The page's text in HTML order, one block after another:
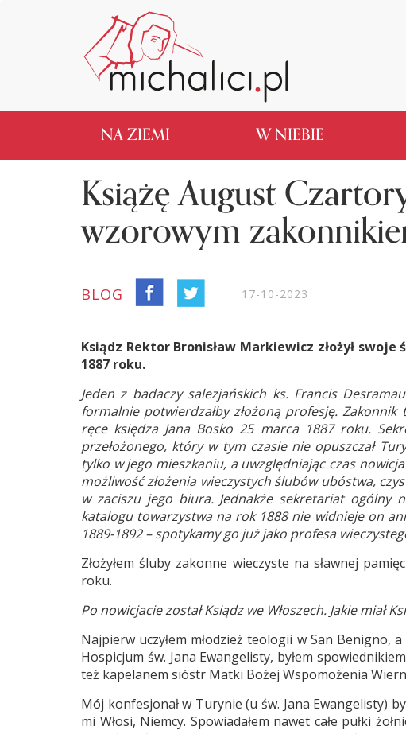
NA ZIEMI W NIEBIE
Książę August
wzorowym
BLOG 17-10-2023
Ksiądz Rektor Bronisław Markiewicz złożył
1887 roku.
Jeden z badaczy salezjańskich ks. Francis
formalnie potwierdzałby złożoną profesję. Zakonnik
ręce księdza Jana Bosko 25 marca 1887 roku.
przełożonego, który w tym czasie nie opuszczał
tylko w jego mieszkaniu, a uwzględniając czas
możliwość złożenia wieczystych ślubów ubóstwa,
w zaciszu jego biura. Jednakże sekretariat
katalogu towarzystwa na rok 1888 nie widnieje on
1889-1892 – spotykamy go już jako profesa
Złożyłem śluby zakonne wieczyste na sławnej
roku.
Po nowicjacie został Ksiądz we Włoszech. Jakie miał
Najpierw uczyłem młodzież teologii w San Benigno,
Hospicjum św. Jana Ewangelisty, byłem
też kapelanem sióstr Matki Bożej Wspomożenia
Mój konfesjonał w Turynie (u św. Jana Ewangelisty)
mi Włosi, Niemcy. Spowiadałem nawet całe pułki